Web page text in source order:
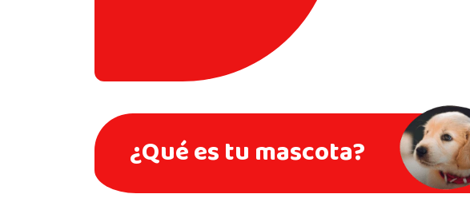
¿Qué es tu mascota?